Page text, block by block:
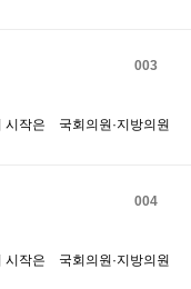
003
시작은 국회의원·지방의원
004
시작은 국회의원·지방의원